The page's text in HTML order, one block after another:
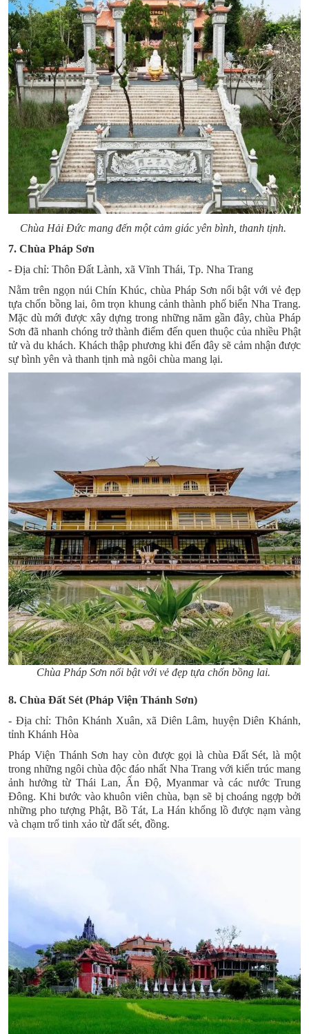
Chùa Hải Đức mang đến một cảm giác yên bình, thanh tịnh.
7. Chùa Pháp Sơn
- Địa chỉ: Thôn Đất Lành, xã Vĩnh Thái, Tp. Nha Trang
Nằm trên ngọn núi Chín Khúc,chùa Pháp Sơn nổi bật với vẻ đẹp
tựa chốn bồng lai, ôm trọn khung cảnh thành phố biển Nha Trang.
Mặc dù mới được xây dựng trong những năm gần đây, chùa Pháp
Sơn đã nhanh chóng trở thành điểm đến quen thuộc của nhiều Phật
tử và du khách. Khách thập phương khi đến đây sẽ cảm nhận được
sự bình yên và thanh tịnh mà ngôi chùa mang lại.
Chùa Pháp Sơn nổi bật với vẻ đẹp tựa chốn bồng lai.
8. Chùa Đất Sét (Pháp Viện Thánh Sơn)
- Địa chỉ: Thôn Khánh Xuân, xã Diên Lâm, huyện Diên Khánh,
tỉnh Khánh Hòa
Pháp Viện Thánh Sơn hay còn được gọi là chùa Đất Sét, là một
trong những ngôi chùa độc đáo nhất Nha Trang với kiến trúc mang
ảnh hưởng từ Thái Lan, Ấn Độ, Myanmar và các nước Trung
Đông. Khi bước vào khuôn viên chùa, bạn sẽ bị choáng ngợp bởi
những pho tượng Phật, Bồ Tát, La Hán khổng lồ được nạm vàng
và chạm trổ tinh xảo từ đất sét, đồng.